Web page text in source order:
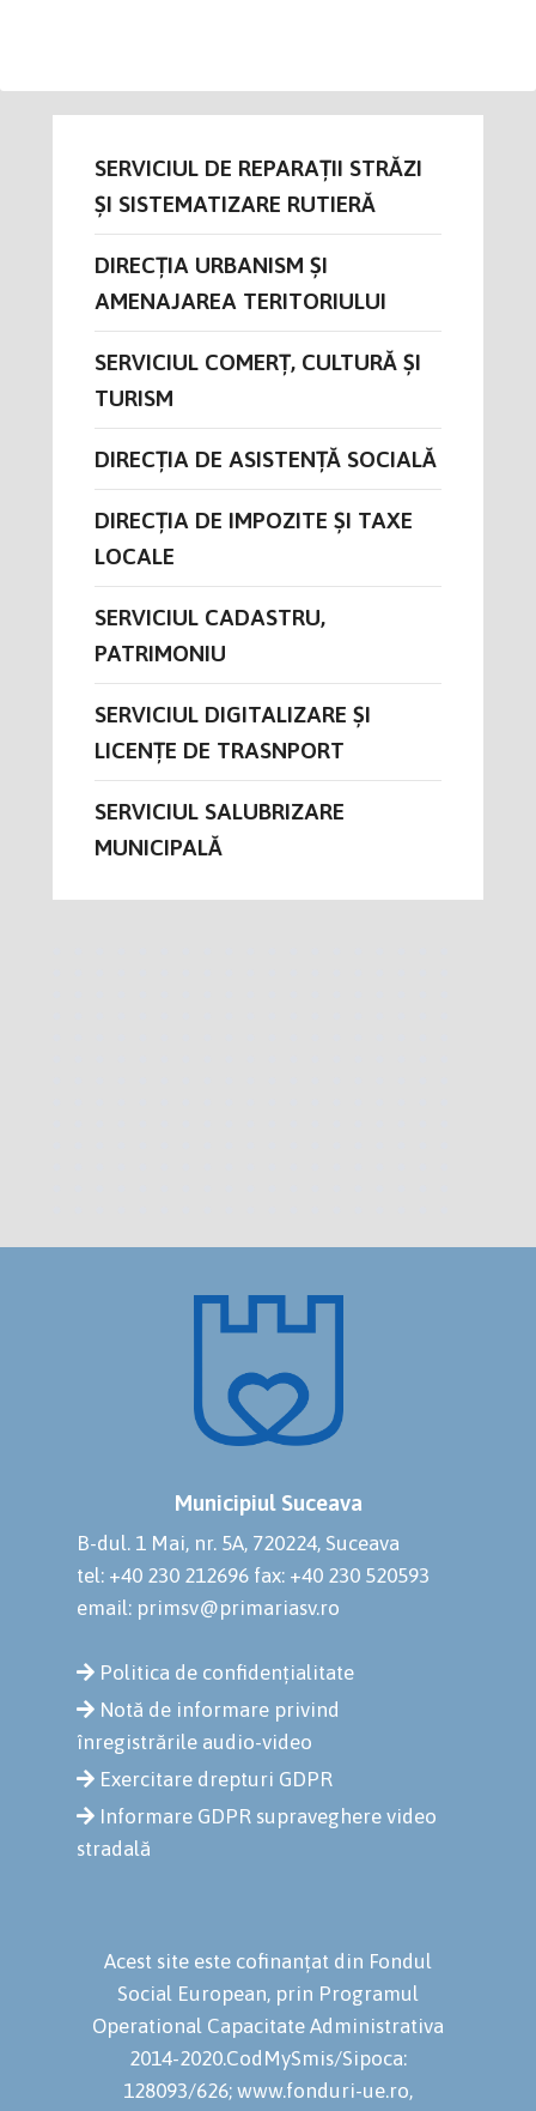
SERVICIUL DE REPARAȚII STRĂZI
ȘI SISTEMATIZARE RUTIERĂ
DIRECŢIA URBANISM ȘI
AMENAJAREA TERITORIULUI
SERVICIUL COMERȚ, CULTURĂ ȘI
TURISM
DIRECȚIA DE ASISTENȚĂ SOCIALĂ
DIRECŢIA DE IMPOZITE ȘI TAXE
LOCALE
SERVICIUL CADASTRU,
PATRIMONIU
SERVICIUL DIGITALIZARE ȘI
LICENȚE DE TRASNPORT
SERVICIUL SALUBRIZARE
MUNICIPALĂ
Municipiul Suceava
B-dul. 1 Mai, nr. 5A, 720224, Suceava
tel: +40 230 212696 fax: +40 230 520593
email: primsv@primariasv.ro
Politica de confidențialitate
Notă de informare privind
înregistrările audio-video
Exercitare drepturi GDPR
Informare GDPR supraveghere video
stradală
Acest site este cofinanțat din Fondul
Social European, prin Programul
Operational Capacitate Administrativa
2014-2020.CodMySmis/Sipoca:
128093/626; www.fonduri-ue.ro,